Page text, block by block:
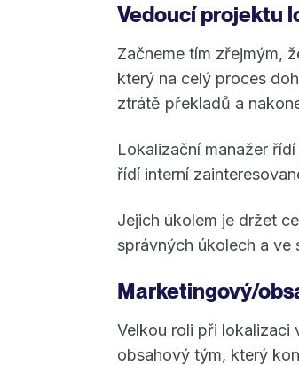
Vedoucí projektu
Začneme tím zřejmým,
který na celý proces
ztrátě překladů a
Lokalizační manažer
řídí interní
Jejich úkolem je držet
správných úkolech a ve
Marketingový/
Velkou roli při lokalizaci
obsahový tým, který